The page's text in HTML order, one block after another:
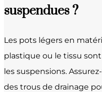
suspendues ?
Les pots légers en
plastique ou le tissu
les suspensions.
des trous de drainage